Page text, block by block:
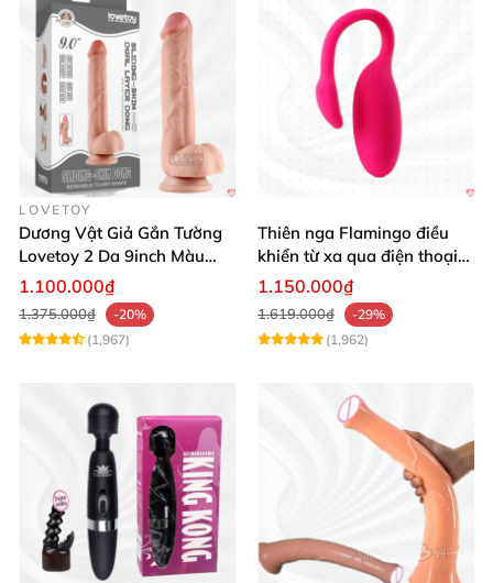
LOVETOY
Dương Vật Giả Gắn Tường
Lovetoy 2 Da 9inch Màu
Flesh Hàng Chính Hãng
1.100.000₫
1.375.000₫
-20%
(1,967)
Thiên nga Flamingo điều
khiển từ xa qua điện thoại
cực dễ dàng
1.150.000₫
1.619.000₫
-29%
(1,962)